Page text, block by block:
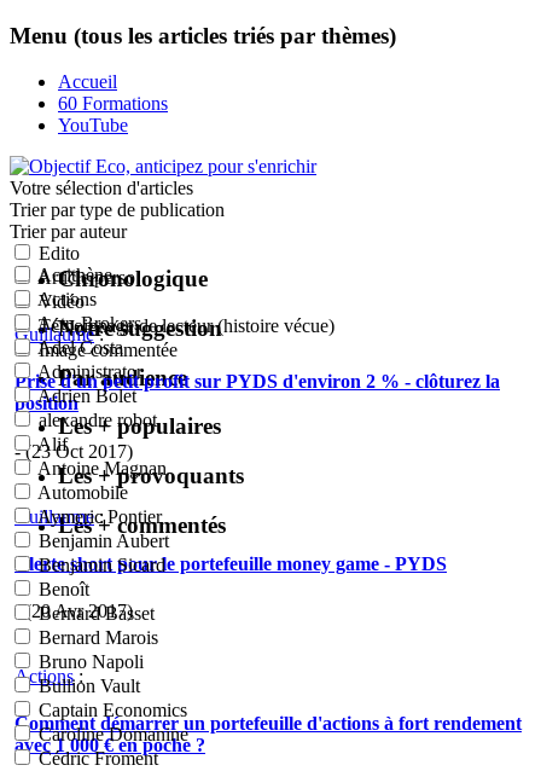
Menu (tous les articles triés par thèmes)
Accueil
60 Formations
YouTube
Votre sélection d'articles
Trier par type de publication
Edito
Article perso
Vidéo
Témoignage de lecteur (histoire vécue)
Image commentée
Trier par auteur
Acrithène
Actions
Actu-Brokers
Adel Costa
Administrator
Adrien Bolet
alexandre robot
Alif
Antoine Magnan
Automobile
Aymeric Pontier
Benjamin Aubert
Benjamin Sicard
Benoît
Bernard Basset
Bernard Marois
Bruno Napoli
Bullion Vault
Captain Economics
Caroline Domanine
Cédric Froment
Chronologique
Notre suggestion
Par audience
Les + populaires
Les + provoquants
Les + commentés
Guillaume:
Prise d'un petit profit sur PYDS d'environ 2 % - clôturez la
position
- (23 Oct 2017)
Guillaume:
Alerte short pour le portefeuille money game - PYDS
- (20 Avr 2017)
Actions:
Comment démarrer un portefeuille d'actions à fort rendement
avec 1 000 € en poche ?